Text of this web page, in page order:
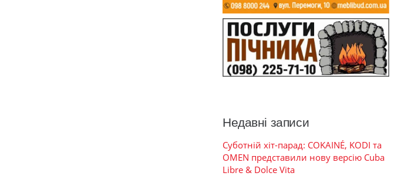
Недавні записи
Суботній хіт-парад: COKAINÉ, KODI та
OMEN представили нову версію Cuba
Libre & Dolce Vita